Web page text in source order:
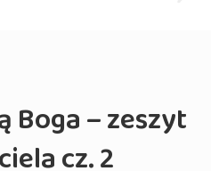
Boga – zeszyt
cz. 2